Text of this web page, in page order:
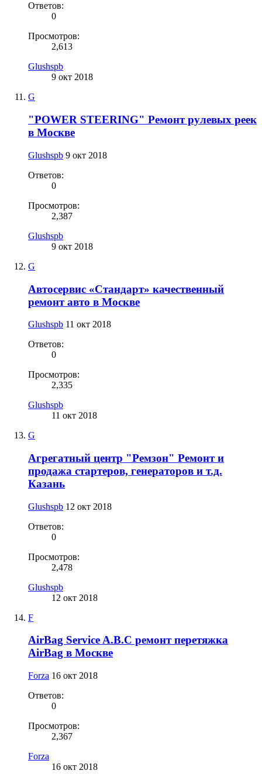
Ответов:
0
Просмотров:
2,613
Glushspb
9 окт 2018
G
"POWER STEERING" Ремонт рулевых реек
в Москве
Glushspb 9 окт 2018
Ответов:
0
Просмотров:
2,387
Glushspb
9 окт 2018
G
Автосервис «Стандарт» качественный
ремонт авто в Москве
Glushspb 11 окт 2018
Ответов:
0
Просмотров:
2,335
Glushspb
11 окт 2018
G
Агрегатный центр "Ремзон" Ремонт и
продажа стартеров, генераторов и т.д.
Казань
Glushspb 12 окт 2018
Ответов:
0
Просмотров:
2,478
Glushspb
12 окт 2018
F
AirBag Service A.B.C ремонт перетяжка
AirBag в Москве
Forza 16 окт 2018
Ответов:
0
Просмотров:
2,367
Forza
16 окт 2018